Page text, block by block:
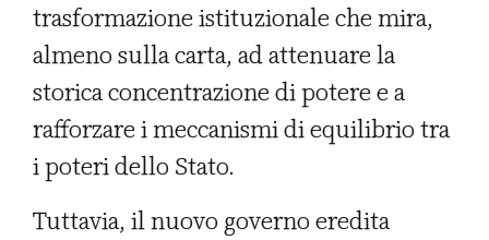
trasformazione istituzionale che mira,
almeno sulla carta, ad attenuare la
storica concentrazione di potere e a
rafforzare i meccanismi di equilibrio tra
i poteri dello Stato.
Tuttavia, il nuovo governo eredita